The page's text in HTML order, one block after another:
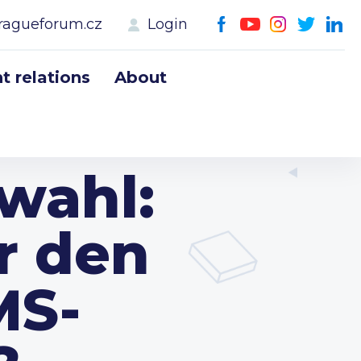
Login
relations About
den